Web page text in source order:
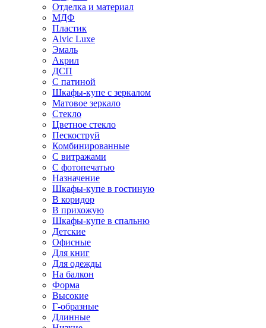
Отделка и материал
МДФ
Пластик
Alvic Luxe
Эмаль
Акрил
ДСП
С патиной
Шкафы-купе с зеркалом
Матовое зеркало
Стекло
Цветное стекло
Пескоструй
Комбинированные
С витражами
С фотопечатью
Назначение
Шкафы-купе в гостиную
В коридор
В прихожую
Шкафы-купе в спальню
Детские
Офисные
Для книг
Для одежды
На балкон
Форма
Высокие
Г-образные
Длинные